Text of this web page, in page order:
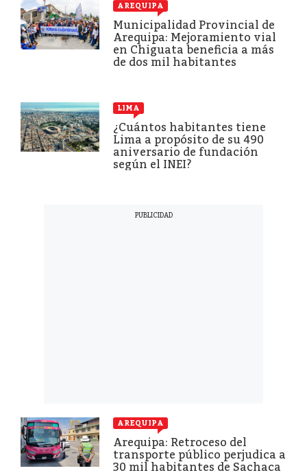
AREQUIPA
Municipalidad Provincial de
Arequipa: Mejoramiento vial
en Chiguata beneficia a más
de dos mil habitantes
LIMA
¿Cuántos habitantes tiene
Lima a propósito de su 490
aniversario de fundación
según el INEI?
AREQUIPA
Arequipa: Retroceso del
transporte público perjudica a
30 mil habitantes de Sachaca